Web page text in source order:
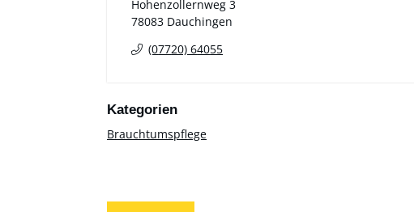
Hohenzollernweg 3
78083 Dauchingen
(07720) 64055
Brauchtumspflege